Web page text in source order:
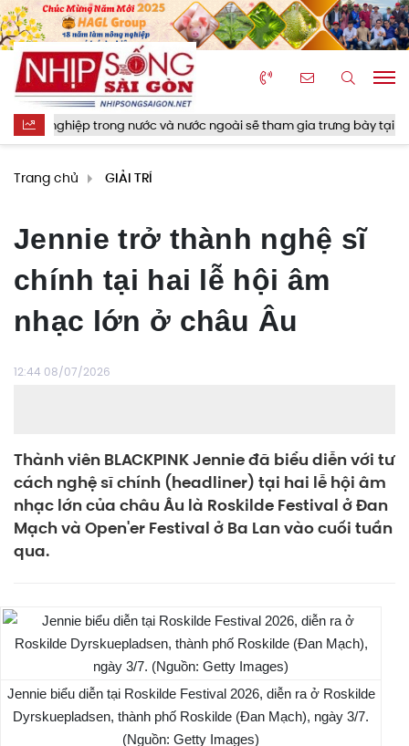
trong nước và nước ngoài sẽ tham gia trưng bày tại Triển lãm
Trang chủ GIẢI TRÍ
Jennie trở thành nghệ sĩ
chính tại hai lễ hội âm
nhạc lớn ở châu Âu
12:44 08/07/2026
Thành viên BLACKPINK Jennie đã biểu diễn với tư
cách nghệ sĩ chính (headliner) tại hai lễ hội âm
nhạc lớn của châu Âu là Roskilde Festival ở Đan
Mạch và Open'er Festival ở Ba Lan vào cuối tuần
qua.
Jennie biểu diễn tại Roskilde Festival 2026, diễn ra ở Roskilde
Dyrskuepladsen, thành phố Roskilde (Đan Mạch), ngày 3/7.
(Nguồn: Getty Images)